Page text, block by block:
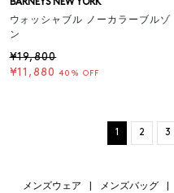
BARNEYS NEW YORK
ウォッシャブル ノーカラーブルゾ
ン
¥19,800
¥11,880 40% OFF
1 2 3
メンズウェア メンズバッグ